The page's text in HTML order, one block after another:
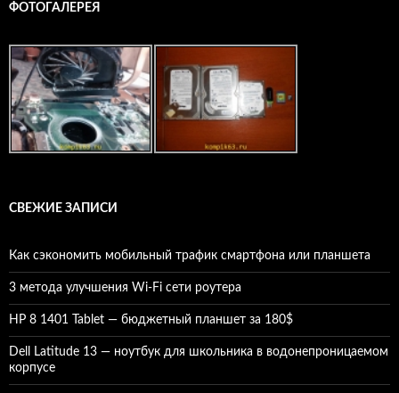
ФОТОГАЛЕРЕЯ
СВЕЖИЕ ЗАПИСИ
Как сэкономить мобильный трафик смартфона или планшета
3 метода улучшения Wi-Fi сети роутера
HP 8 1401 Tablet — бюджетный планшет за 180$
Dell Latitude 13 — ноутбук для школьника в водонепроницаемом
корпусе